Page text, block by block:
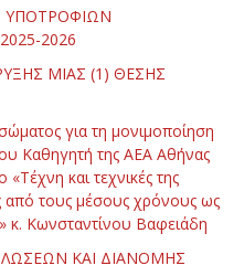
ΥΠΟΤΡΟΦΙΩΝ
2026
ΜΙΑΣ (1) ΘΕΣΗΣ
για τη μονιμοποίηση
Καθηγητή της ΑΕΑ Αθήνας
«Τέχνη και τεχνικές της
τους μέσους χρόνους ως
κ. Κωνσταντίνου Βαφειάδη
ΚΑΙ ΔΙΑΝΟΜΗΣ